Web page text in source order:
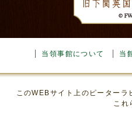
当領事館について 当
このWEBサイト上のピーター
これ